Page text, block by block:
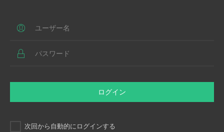
ログイン
次回から自動的にログインする